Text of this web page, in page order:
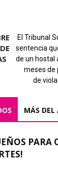
El Tribunal
sentencia
de un hostal
meses de
de
MÁS DEL
PARA